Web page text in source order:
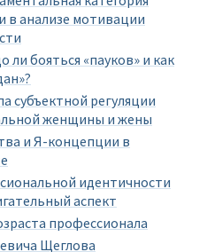
в анализе мотивации
ли бояться «пауков» и как
субъектной регуляции
женщины и жены
и Я-концепции в
идентичности
аспект
профессионала
Щеглова